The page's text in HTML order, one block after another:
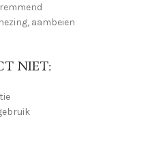
aambeien
NIET: